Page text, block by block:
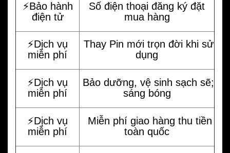
⚡️Bảo hành
điện tử
Số điện thoại đăng ký đặt
mua hàng
⚡️Dịch vụ
miễn phí
Thay Pin mới trọn đời khi sử
dụng
⚡️Dịch vụ
miễn phí
Bảo dưỡng, vệ sinh sạch sẽ;
sáng bóng
⚡️Dịch vụ
miễn phí
Miễn phí giao hàng thu tiền
toàn quốc